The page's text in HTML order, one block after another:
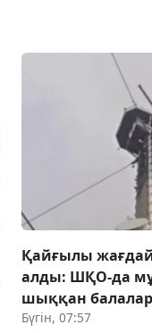
Қайғылы
алды: ШҚО-да
шыққан
Бүгін, 07:57